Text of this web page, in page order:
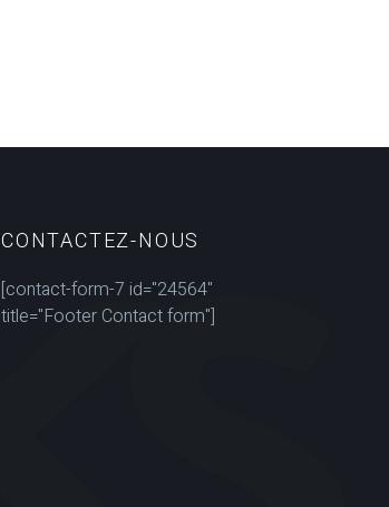
CONTACTEZ-NOUS
[contact-form-7 id="24564"
title="Footer Contact form"]